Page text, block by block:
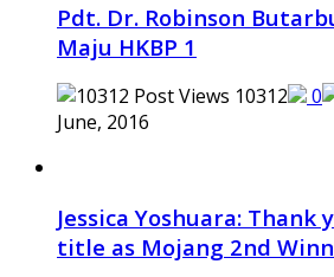
Pdt. Dr. Robinson
Maju HKBP 1
10312 0
June, 2016
Jessica Yoshuara: Thank
title as Mojang 2nd